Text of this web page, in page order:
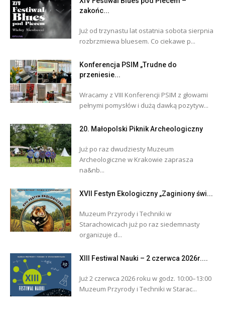
zakońc...
Już od trzynastu lat ostatnia sobota sierpnia
rozbrzmiewa bluesem. Co ciekawe p...
Konferencja PSIM „Trudne do
przeniesie...
Wracamy z VIII Konferencji PSIM z głowami
pełnymi pomysłów i dużą dawką pozytyw...
20. Małopolski Piknik Archeologiczny
Już po raz dwudziesty Muzeum
Archeologiczne w Krakowie zaprasza
na&nb...
XVII Festyn Ekologiczny „Zaginiony świ...
Muzeum Przyrody i Techniki w
Starachowicach już po raz siedemnasty
organizuje d...
XIII Festiwal Nauki – 2 czerwca 2026r....
Już 2 czerwca 2026 roku w godz. 10:00–13:00
Muzeum Przyrody i Techniki w Starac...